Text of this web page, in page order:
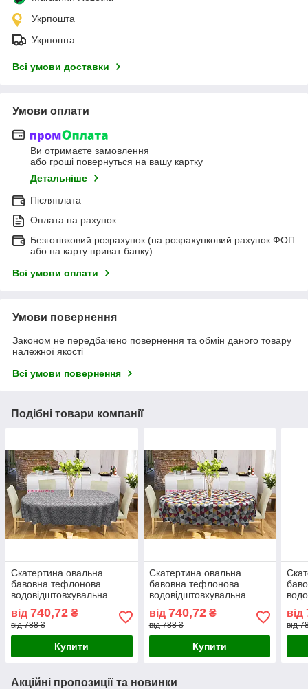
Укрпошта
Укрпошта
Всі умови доставки
Умови оплати
Ви отримаєте замовлення
або гроші повернуться на вашу картку
Детальніше
Післяплата
Оплата на рахунок
Безготівковий розрахунок (на розрахунковий рахунок ФОП
або на карту приват банку)
Всі умови оплати
Умови повернення
Законом не передбачено повернення та обмін даного товару
належної якості
Всі умови повернення
Подібні товари компанії
Скатертина овальна
бавовна тефлонова
водовідштовхувальна
білий геометричний
візерунок на сірому
від 740,72 ₴
від 788 ₴
Купити
Скатертина овальна
бавовна тефлонова
водовідштовхувальна
білий геометричний
візерунок на сірому
від 740,72₴
від 788 ₴
Купити
від
від
Акційні пропозиції та новинки